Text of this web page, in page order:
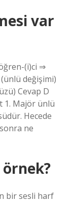
var
(i)ci ⇒
değişimi)
Cevap D
1. Majör ünlü
Hecede
ne
bir sesli harf